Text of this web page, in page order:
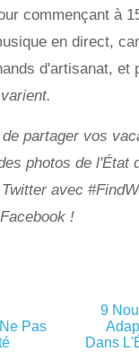
commençant à
en direct,
d'artisanat, et
partager vos
photos de l'État
avec
!
Pas
9
Dans